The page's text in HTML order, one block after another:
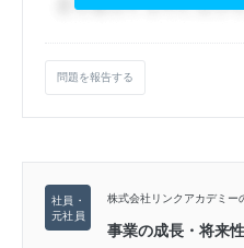
問題を報告する
株式会社リンクアカデミー
事業の成長・将来性